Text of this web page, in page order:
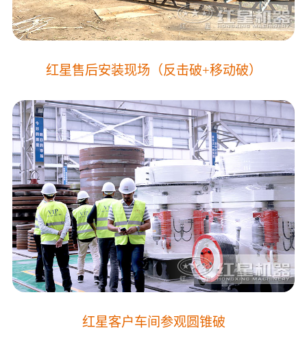
红星售后安装现场（反击破+移动破）
红星客户车间参观圆锥破